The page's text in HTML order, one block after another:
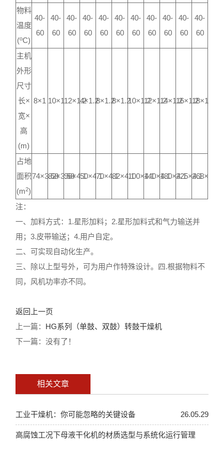
物料
温度
(oC)
40-
60
40-
60
40-
60
40-
60
40-
60
40-
60
40-
60
40-
60
40-
60
40-
60
40-
60
主机
外形
尺寸
长×
宽×
高
(m)
8×1 10×112×1.24×1.28×1.28×1.210×1.212×1.214×1.216×1.218×1.2
占地
面积
(m2)
74×3.5882×3.5896×4.150×4.170×4.182×4.1100×4.1140×4.1180×4.1225×4.1268×4.1
注：
一、加料方式：1.星形加料；2.星形加料式和气力输送并
用；3.皮带输送；4.用户自定。
二、可实现自动化生产。
三、除以上型号外，可为用户作特殊设计。四.根据物料不
同，风机功率亦不同。
返回上一页
上一篇： HG系列（单鼓、双鼓）转鼓干燥机
下一篇：没有了！
相关文章
工业干燥机：你可能忽略的关键设备 26.05.29
高腐蚀工况下母液干化机的材质选型与系统化运行管理